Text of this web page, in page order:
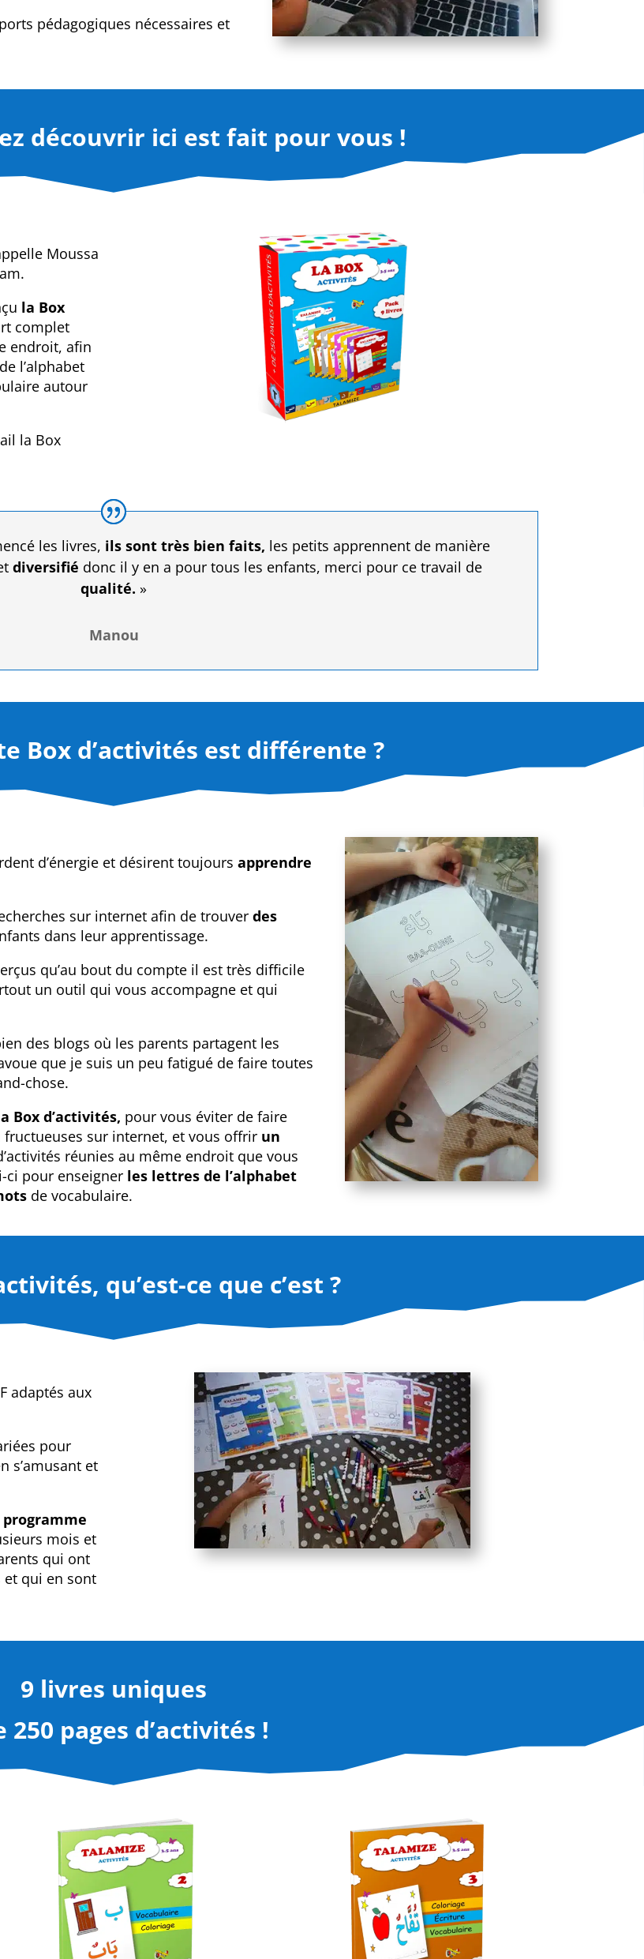
pédagogiques nécessaires et
découvrir ici est fait pour vous !
Moussa
la Box
complet
endroit, afin
l’alphabet
autour
la Box
les livres, ils sont très bien faits, les petits apprennent de manière
diversifié donc il y en a pour tous les enfants, merci pour ce travail de
qualité. »
Manou
Box d’activités est différente ?
d’énergie et désirent toujoursapprendre
sur internet afin de trouverdes
dans leur apprentissage.
qu’au bout du compte il est très difficile
un outil qui vous accompagne et qui
des blogs où les parents partagent les
que je suis un peu fatigué de faire toutes
chose.
Box d’activités, pour vous éviter de faire
sur internet, et vous offrir un
réunies au même endroit que vous
ci pour enseigner les lettres de l’alphabet
de vocabulaire.
qu’est-ce que c’est ?
adaptés aux
pour
s’amusant et
mois et
qui ont
et qui en sont
9 livres uniques
250 pages d’activités !